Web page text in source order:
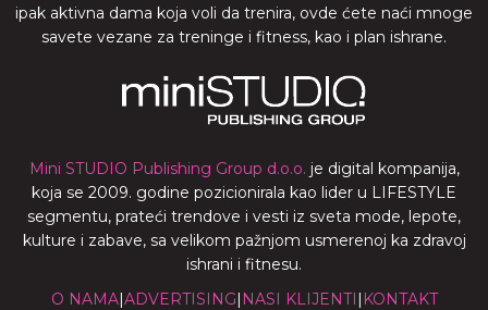
ipak aktivna dama koja voli da trenira, ovde ćete naći mnoge
savete vezane za treninge i fitness, kao i plan ishrane.
Mini STUDIO Publishing Group d.o.o. je digital kompanija,
koja se 2009. godine pozicionirala kao lider u LIFESTYLE
segmentu, prateći trendove i vesti iz sveta mode, lepote,
kulture i zabave, sa velikom pažnjom usmerenoj ka zdravoj
ishrani i fitnesu.
O NAMA|ADVERTISING| NASI KLIJENTI | KONTAKT